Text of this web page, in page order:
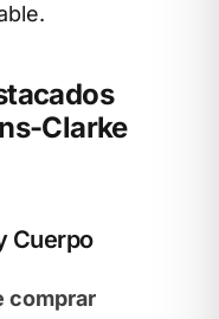
Clarke
Cuerpo
comprar